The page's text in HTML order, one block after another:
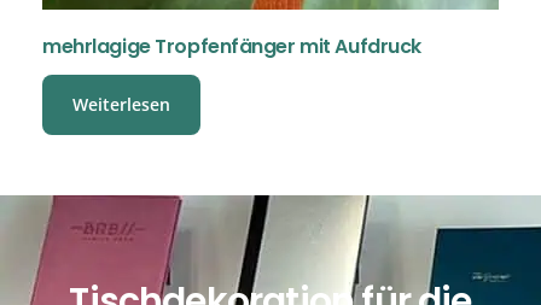
mehrlagige Tropfenfänger mit Aufdruck
Weiterlesen